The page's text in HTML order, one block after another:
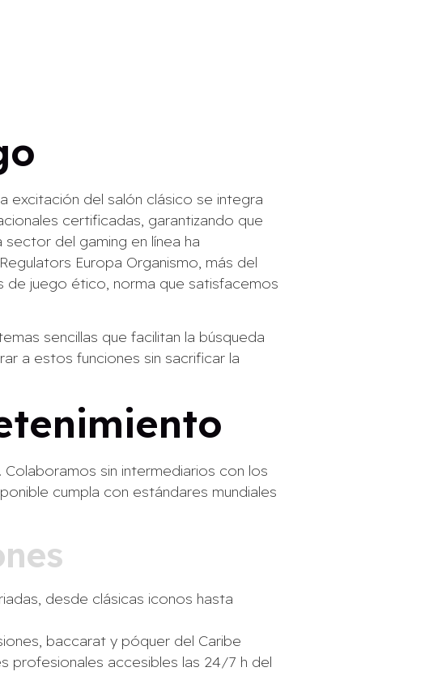
excitación del salón clásico se integra
certificadas, garantizando que
del gaming en línea ha
Europa Organismo, más del
juego ético, norma que satisfacemos
sencillas que facilitan la búsqueda
a estos funciones sin sacrificar la
sin intermediarios con los
cumpla con estándares mundiales
desde clásicas iconos hasta
baccarat y póquer del Caribe
profesionales accesibles las 24/7 h del